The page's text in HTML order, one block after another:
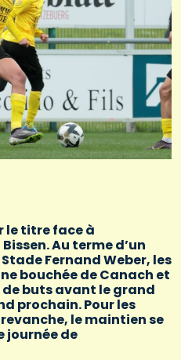
le titre face à
Au terme d’un
Fernand Weber, les
bouchée de Canach et
buts avant le grand
prochain. Pour les
le maintien se
journée de